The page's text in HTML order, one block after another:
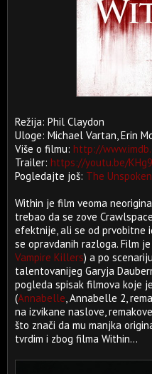
Režija: Phil Claydon
Uloge: Michael Vartan, Erin
Više o filmu: http://
Trailer: https://youtu.be/
Pogledajte još: The
Within je film veoma
trebao da se zove
efektnije, ali se od prvobitne
se opravdanih razloga. Film
Vampire Killers) a po
talentovanijeg Garyja
pogleda spisak filmova koje
(Annabelle, Annabelle 2,
na izvikane naslove,
što znači da mu manjka
tvrdim i zbog filma Within...